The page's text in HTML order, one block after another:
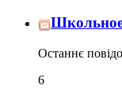
Останнє
6